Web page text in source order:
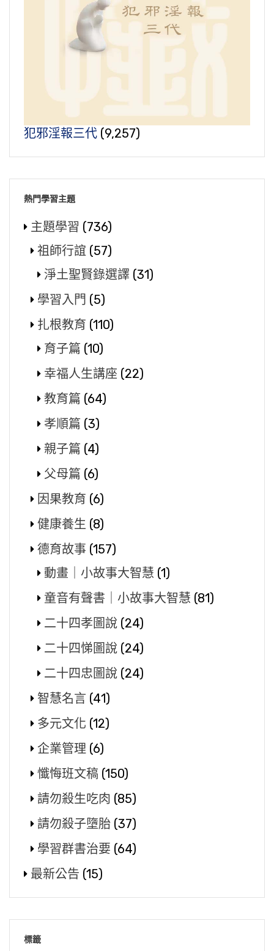
犯邪淫報三代 (9,257)
熱門學習主題
主題學習 (736)
祖師行誼 (57)
淨土聖賢錄選譯 (31)
學習入門 (5)
扎根教育 (110)
育子篇 (10)
幸福人生講座 (22)
教育篇 (64)
孝順篇 (3)
親子篇 (4)
父母篇 (6)
因果教育 (6)
健康養生 (8)
德育故事 (157)
動畫｜小故事大智慧 (1)
童音有聲書｜小故事大智慧 (81)
二十四孝圖說 (24)
二十四悌圖說 (24)
二十四忠圖說 (24)
智慧名言 (41)
多元文化 (12)
企業管理 (6)
懺悔班文稿 (150)
請勿殺生吃肉 (85)
請勿殺子墮胎 (37)
學習群書治要 (64)
最新公告 (15)
標籤